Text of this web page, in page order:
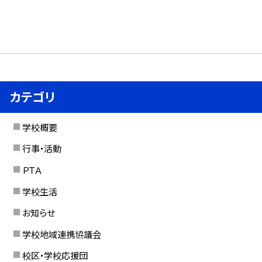
カテゴリ
学校概要
行事・活動
ＰＴＡ
学校生活
お知らせ
学校地域連携協議会
校区・学校応援団